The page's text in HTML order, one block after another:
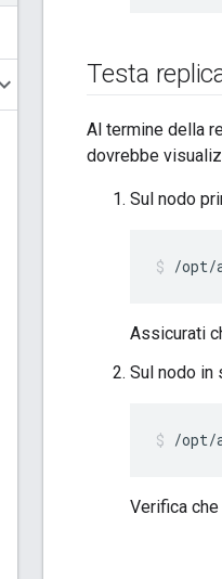
Testa
Al termine della
dovrebbe
Sul nodo
/opt/
Assicurati
Sul nodo in
/opt/
Verifica